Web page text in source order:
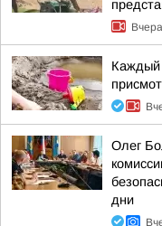
Каждый
Олег
дни